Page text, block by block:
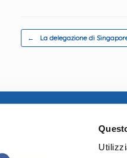
Navigazione articolo
← La delegazione di